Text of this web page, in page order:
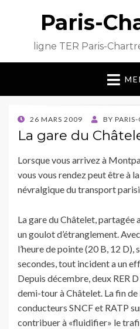
Paris-
ligne TER Paris-
POSTED
ON
26 MARS 2009 BY
La gare du
Lorsque vous arrivez à
vous vous rendez peut être à
névralgique du transport
La gare du Châtelet, partagée
un goulot d’étranglement.
l’heure de pointe (20 B, 12 D),
secondes, tout incident a un
Depuis décembre, deux RER
demi-tour à Châtelet. La fin de
conducteurs SNCF et RATP
contribuer à «fluidifier» le